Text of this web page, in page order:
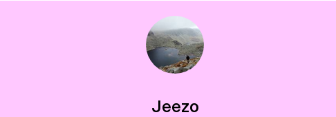
Jeezo